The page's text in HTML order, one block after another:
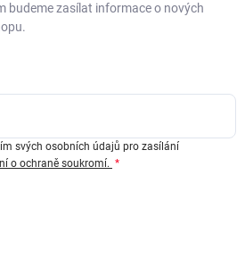
budeme zasílat informace o nových
svých osobních údajů pro zasílání
o ochraně soukromí.